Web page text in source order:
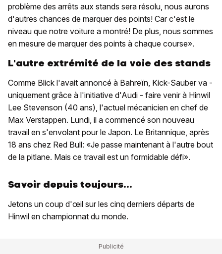
problème des arrêts aux stands sera résolu, nous aurons
d'autres chances de marquer des points! Car c'est le
niveau que notre voiture a montré! De plus, nous sommes
en mesure de marquer des points à chaque course».
L'autre extrémité de la voie des stands
Comme Blick l'avait annoncé à Bahreïn, Kick-Sauber va -
uniquement grâce à l'initiative d'Audi - faire venir à Hinwil
Lee Stevenson (40 ans), l'actuel mécanicien en chef de
Max Verstappen. Lundi, il a commencé son nouveau
travail en s'envolant pour le Japon. Le Britannique, après
18 ans chez Red Bull: «Je passe maintenant à l'autre bout
de la pitlane. Mais ce travail est un formidable défi».
Savoir depuis toujours...
Jetons un coup d'œil sur les cinq derniers départs de
Hinwil en championnat du monde.